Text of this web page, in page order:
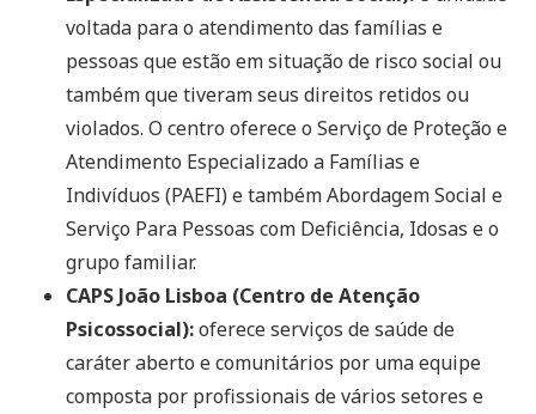
voltada para o atendimento das famílias e
pessoas que estão em situação de risco social ou
também que tiveram seus direitos retidos ou
violados. O centro oferece o Serviço de Proteção e
Atendimento Especializado a Famílias e
Indivíduos (PAEFI) e também Abordagem Social e
Serviço Para Pessoas com Deficiência, Idosas e o
grupo familiar.
CAPS João Lisboa (Centro de Atenção
Psicossocial):oferece serviços de saúde de
caráter aberto e comunitários por uma equipe
composta por profissionais de vários setores e